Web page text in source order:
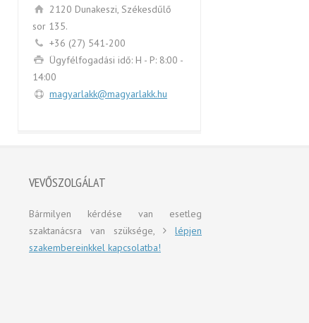
2120 Dunakeszi, Székesdűlő
sor 135.
+36 (27) 541-200
Ügyfélfogadási idő: H - P: 8:00 -
14:00
magyarlakk@magyarlakk.hu
VEVŐSZOLGÁLAT
Bármilyen kérdése van esetleg
szaktanácsra van szüksége,
lépjen
szakembereinkkel kapcsolatba!